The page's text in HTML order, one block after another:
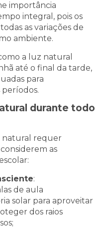
importância
integral, pois os
as variações de
ambiente.
a luz natural
até o final da tarde,
para
durante todo
natural requer
as
:
de aula
solar para aproveitar
dos raios